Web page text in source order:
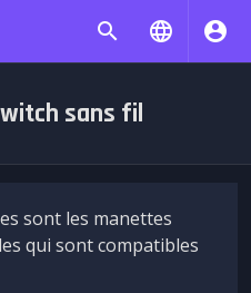
sans fil
sont les manettes
qui sont compatibles